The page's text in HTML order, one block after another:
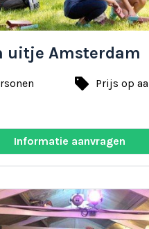
uitje Amsterdam
local_offer Prijs op
Informatie aanvragen